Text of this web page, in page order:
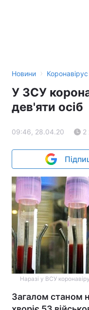
Новини › Коронавірус
У ЗСУ
дев'яти осіб
09:46, 28.04.20 2
Наразі у ВСУ
Загалом станом